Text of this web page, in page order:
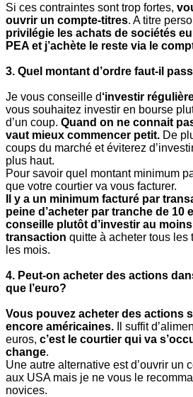
Si ces contraintes sont trop fortes,
ouvrir un compte-titres. A titre
privilégie les achats de sociétés
PEA et j’achète le reste via le
3. Quel montant d’ordre faut-il
Je vous conseille d‘investir
vous souhaitez investir en bourse
d’un coup. Quand on ne connait
vaut mieux commencer petit. De
coups du marché et éviterez
plus haut.
Pour savoir quel montant minimum
que votre courtier va vous facturer.
Il y a un minimum facturé par
peine d’acheter par tranche de 10
conseille plutôt d’investir au
transaction quitte à acheter tous les
les mois.
4. Peut-on acheter des actions
que l’euro?
Vous pouvez acheter des actions
encore américaines. Il suffit
euros, c’est le courtier qui va
change.
Une autre alternative est d’ouvrir un
aux USA mais je ne vous le
novices.